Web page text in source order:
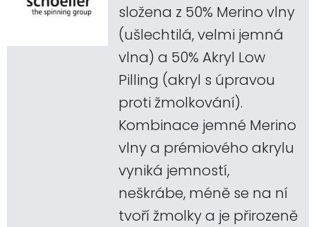
složena z 50% Merino vlny
(ušlechtilá, velmi jemná
vlna) a 50% Akryl Low
Pilling (akryl s úpravou
proti žmolkování).
Kombinace jemné Merino
vlny a prémiového akrylu
vyniká jemností,
neškrábe, méně se na ní
tvoří žmolky a je přirozeně